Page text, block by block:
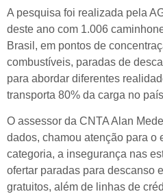
A pesquisa foi realizada pela
deste ano com 1.006
Brasil, em pontos de
combustíveis, paradas de
para abordar diferentes
transporta 80% da carga no
O assessor da CNTA Alan
dados, chamou atenção para o
categoria, a insegurança nas
ofertar paradas para descanso
gratuitos, além de linhas de